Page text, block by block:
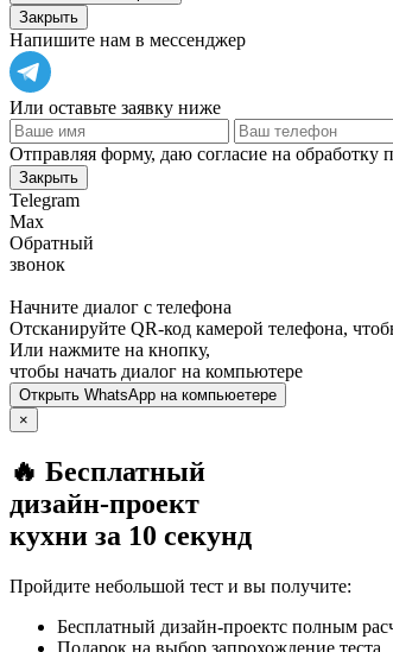
Закрыть
Напишите нам в мессенджер
Или оставьте заявку ниже
Отправляя форму, даю согласие на обработку
Закрыть
Telegram
Max
Обратный
звонок
Начните диалог с телефона
Отсканируйте QR-код камерой телефона,
Или нажмите на кнопку,
чтобы начать диалог на компьютере
Открыть WhatsApp на компьюетере
×
🔥 Бесплатный
дизайн-проект
кухни за 10 секунд
Пройдите небольшой тест и вы получите:
Бесплатный дизайн-проектс полным